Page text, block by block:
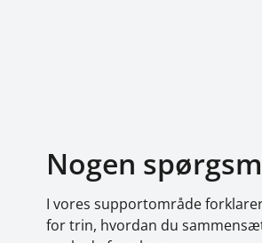
Nogen
I vores supportområde
for trin, hvordan du